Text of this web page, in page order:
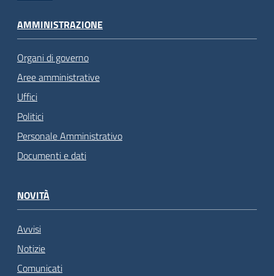
AMMINISTRAZIONE
Organi di governo
Aree amministrative
Uffici
Politici
Personale Amministrativo
Documenti e dati
NOVITÀ
Avvisi
Notizie
Comunicati